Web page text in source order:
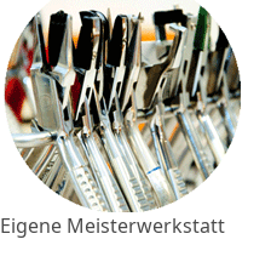
Eigene Meisterwerkstatt